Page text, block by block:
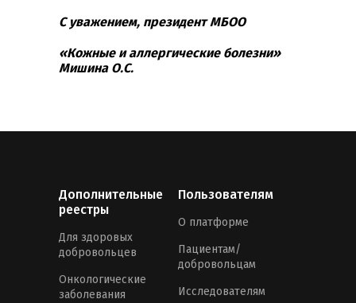
С уважением, президент МБОО
«Кожные и аллергические болезни»
Мишина О.С.
Дополнительные
реестры
Для здоровых
добровольцев
Онкологические
заболевания
Пользователям
О платформе
Пациентам/
добровольцам
Исследователям